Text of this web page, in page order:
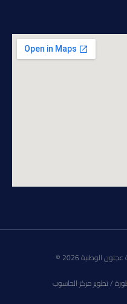
الوطنية 2026 ©
/ تطوير مركز الحاسوب